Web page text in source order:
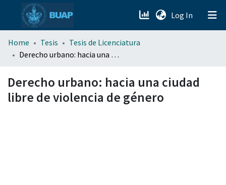
Log In (current)
menu.section.about_menu
Home Tesis
Tesis de Licenciatura
Derecho urbano: hacia una ciudad libre de violencia de género
Derecho urbano: hacia una ciudad
libre de violencia de género